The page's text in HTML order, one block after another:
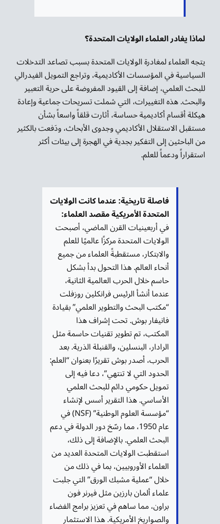
لماذا يغادر العلماء الولايات المتحدة؟
يتجه العلماء لمغادرة الولايات المتحدة بسبب تصاعد التدخلات
السياسية في المؤسسات الأكاديمية، وتراجع التمويل الفيدرالي
للبحث العلمي، إضافة إلى القيود المفروضة على حرية التعبير
والبحث. هذه التغييرات، التي شملت تسريحات جماعية وإعادة
هيكلة أقسام أكاديمية حساسة، أثارت قلقاً واسعاً بشأن
مستقبل الاستقلال الأكاديمي وجدوى الأبحاث، ودَفعت بالكثير
من الباحثين إلى التفكير بجدية في الهجرة إلى بيئات أكثر
استقراراً ودعماً للعلم.
فاصلة تاريخية: عندما كانت الولايات
المتحدة الأمريكية مقصد العلماء:
في أربعينيات القرن الماضي، أصبحت
الولايات المتحدة مركزًا عالميًا للعلم
والابتكار، مستقطبةً العلماء من جميع
أنحاء العالم. هذا التحول بدأ بشكل
حاسم خلال الحرب العالمية الثانية،
عندما أنشأ الرئيس فرانكلين روزفلت
“مكتب البحث والتطوير العلمي” بقيادة
فانيفار بوش. تحت إشراف هذا
المكتب، تم تطوير تقنيات حاسمة مثل
الرادار، البنسلين، والقنبلة الذرية.​ بعد
الحرب، أصدر بوش تقريرًا بعنوان “العلم:
الحدود التي لا تنتهي”، دعا فيه إلى
تمويل حكومي دائم للبحث العلمي
الأساسي. هذا التقرير أسس لإنشاء
“مؤسسة العلوم الوطنية” (NSF) في
عام 1950، مما رسّخ دور الدولة في دعم
البحث العلمي. بالإضافة إلى ذلك،
استقطبت الولايات المتحدة العديد من
العلماء الأوروبيين، بما في ذلك من
خلال “عملية مشبك الورق” التي جلبت
علماء ألمان بارزين مثل فيرنر فون
براون، مما ساهم في تعزيز برامج الفضاء
والصواريخ الأمريكية.​ هذا الاستثمار